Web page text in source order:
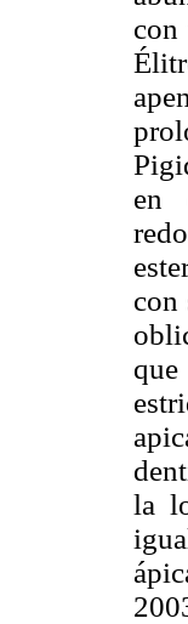
con
en
con
la